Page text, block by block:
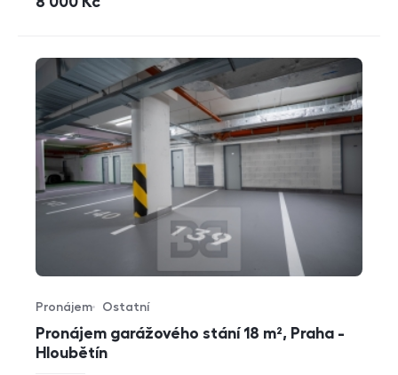
Pronájem garážového stání 18 m², Praha -
Hloubětín
Typ nabídky
Pronájem
Typ nemovitosti
Ostatní